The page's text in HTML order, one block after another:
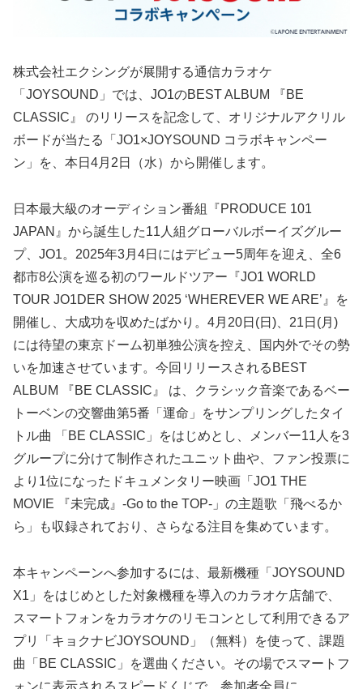
株式会社エクシングが展開する通信カラオケ
「JOYSOUND」では、JO1のBEST ALBUM 『BE
CLASSIC』 のリリースを記念して、オリジナルアクリル
ボードが当たる「JO1×JOYSOUND コラボキャンペー
ン」を、本日4月2日（水）から開催します。
日本最大級のオーディション番組『PRODUCE 101
JAPAN』から誕生した11人組グローバルボーイズグルー
プ、JO1。2025年3月4日にはデビュー5周年を迎え、全6
都市8公演を巡る初のワールドツアー『JO1 WORLD
TOUR JO1DER SHOW 2025 ‘WHEREVER WE ARE’』を
開催し、大成功を収めたばかり。4月20日(日)、21日(月)
には待望の東京ドーム初単独公演を控え、国内外でその勢
いを加速させています。今回リリースされるBEST
ALBUM 『BE CLASSIC』 は、クラシック音楽であるベー
トーベンの交響曲第5番「運命」をサンプリングしたタイ
トル曲 「BE CLASSIC」をはじめとし、メンバー11人を3
グループに分けて制作されたユニット曲や、ファン投票に
より1位になったドキュメンタリー映画「JO1 THE
MOVIE 『未完成』-Go to the TOP-」の主題歌「飛べるか
ら」も収録されており、さらなる注目を集めています。
本キャンペーンへ参加するには、最新機種「JOYSOUND
X1」をはじめとした対象機種を導入のカラオケ店舗で、
スマートフォンをカラオケのリモコンとして利用できるア
プリ「キョクナビJOYSOUND」（無料）を使って、課題
曲「BE CLASSIC」を選曲ください。その場でスマートフ
ォンに表示されるスピードくじで、参加者全員に